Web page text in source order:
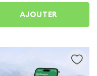
AJOUTER